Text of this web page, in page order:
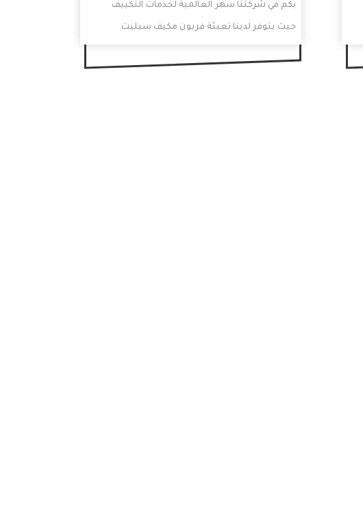
بكم في شركتنا سهر العالمية لخدمات التكييف
حيث يتوفر لدينا تعبئة فريون مكيف سبليت